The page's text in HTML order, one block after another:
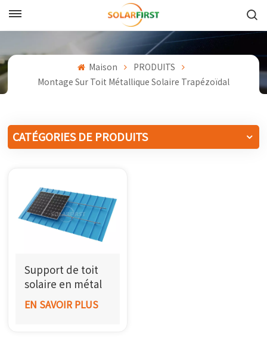
中文
Español
Português
한국어
بالعربية
Maison
PRODUITS
Montage Sur Toit Métallique Solaire Trapézoïdal
CATÉGORIES DE PRODUITS
Support de toit
solaire en métal
trapézoïdal
EN SAVOIR PLUS